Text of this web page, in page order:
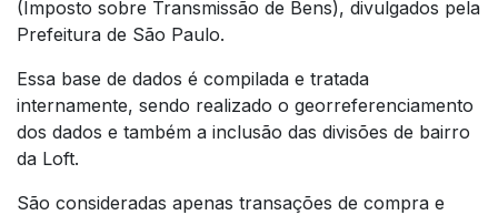
(Imposto sobre Transmissão de Bens), divulgados pela
Prefeitura de São Paulo.
Essa base de dados é compilada e tratada
internamente, sendo realizado o georreferenciamento
dos dados e também a inclusão das divisões de bairro
da Loft.
São consideradas apenas transações de compra e